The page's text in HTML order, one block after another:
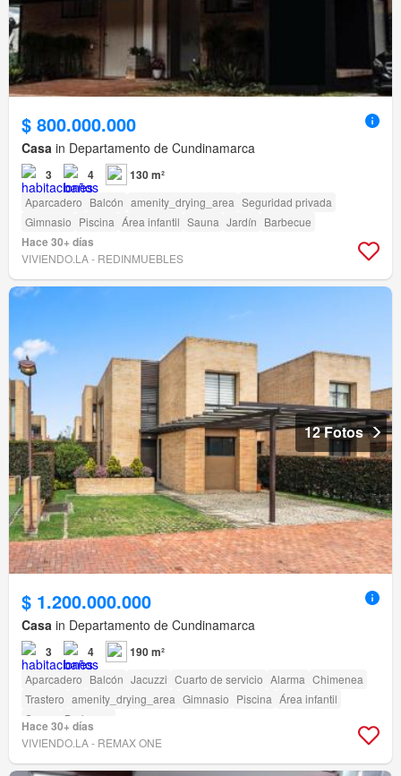
$ 800.000.000
Casa in Departamento de Cundinamarca
3 4 130 m²
Aparcadero Balcón amenity_drying_area Seguridad privada
Gimnasio Piscina Área infantil Sauna Jardín Barbecue
Hace 30+ días
VIVIENDO.LA - REDINMUEBLES
12 Fotos
$ 1.200.000.000
Casa in Departamento de Cundinamarca
3 4 190 m²
Aparcadero Balcón Jacuzzi Cuarto de servicio Alarma Chimenea
Trastero amenity_drying_area Gimnasio Piscina Área infantil
Sauna
Barbecue
Hace 30+ días
VIVIENDO.LA - REMAX ONE